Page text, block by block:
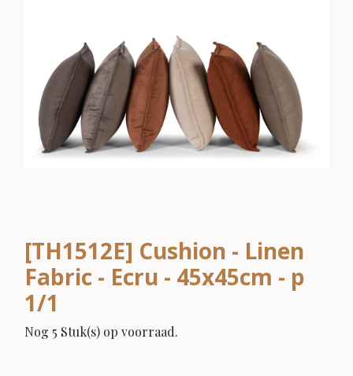
[TH1512E] Cushion - Linen
Fabric - Ecru - 45x45cm - p
1/1
Nog 5 Stuk(s) op voorraad.